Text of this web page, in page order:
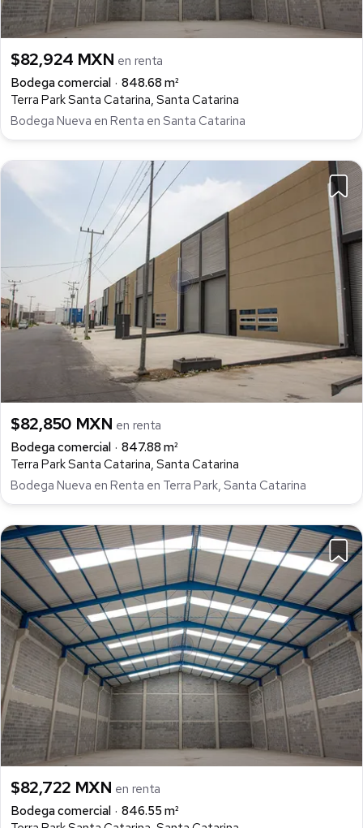
$82,924 MXN en renta
Bodega comercial
848.68 m²
Terra Park Santa Catarina, Santa Catarina
Bodega Nueva en Renta en Santa Catarina
$82,850 MXN en renta
Bodega comercial
847.88 m²
Terra Park Santa Catarina, Santa Catarina
Bodega Nueva en Renta en Terra Park, Santa Catarina
$82,722 MXN en renta
Bodega comercial
846.55 m²